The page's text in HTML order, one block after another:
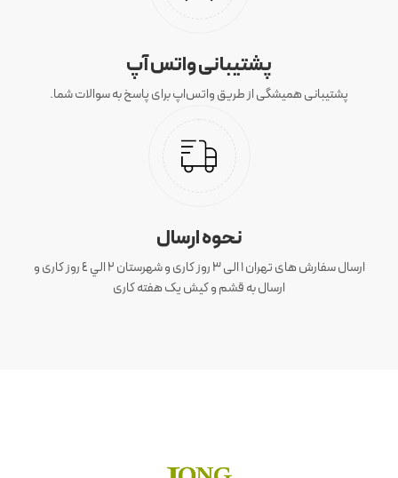
پشتیبانی واتس آپ
پشتیبانی همیشگی از طریق واتس‌اپ برای پاسخ به سوالات شما.
نحوه ارسال
ارسال سفارش های تهران 1 الی 3 روز کاری و شهرستان ٢ الي ٤ روز کاری و
ارسال به قشم و کیش یک هفته کاری